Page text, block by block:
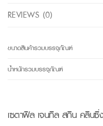
REVIEWS (0)
ขนาดสินค้ารวมบรรจุภัณฑ์
น้ำหนักรวมบรรจุภัณฑ์
เซตาฟิล เจนทิล สกิน คลิน